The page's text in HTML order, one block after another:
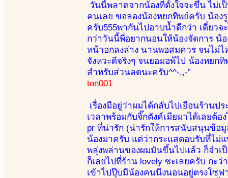
วันนี้พลาดจากน้องที่ตั้งใจจะขึ้น ไม่เ
คนเลย ขอลองน้องหยกทิพย์ครับ น้อง
ครับ555พากันไปอาบน้ำดีกว่า เดี๋ยวจ
กว่าวันนี้พี่อยากนอนให้น้องจัดการ น้
หน้าอกลงล่าง นานพอสมควร จนไม่ไ
จังหวะดีจริงๆ จนยอมอพ้ไป น้องหยก
สำหรับส่วนลดนะครับ^^-.,-”
ton001
เรื่องมีอยู่ว่าผมได้กลับไปเยือนร้าน
เวลาพร้อมกับจิ๊กตังค์เมียมาได้เลยต้
pr ที่น่ารัก (น่ารักให้การสนับสนุนข้อ
น้องมาครับ แต่ว่ากระแสตอบรับที่ไม่
พลุ่งพล่านของผมมันขึ้นไปแล้ว ก็จำเ
ก็เลยไปที่ร้าน lovely ซะเลยครับ กะ
เข้าไปปุ๊บมีน้องคนนึงนอนอยู่ตรงโซ